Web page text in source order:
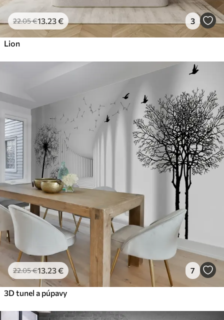
22.05€13.23€ 3
Lion
22.05€13.23€ 7
3D tunel a púpavy